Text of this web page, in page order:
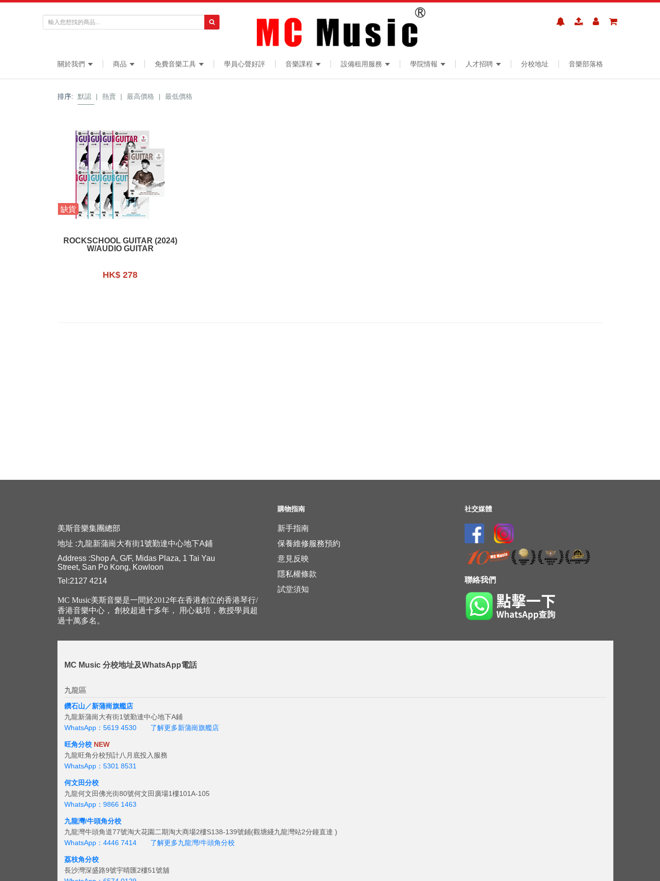
關於我們 商品 免費音樂工具 學員心聲好評 音樂課程 設備租用服務 學院情報 人才招聘 分校地址 音樂部落格
排序: 默認 | 熱賣 | 最高價格 | 最低價格
缺貨
ROCKSCHOOL GUITAR (2024)
W/AUDIO GUITAR
HK$ 278
購物指南 社交媒體
美斯音樂集團總部
地址 :九龍新蒲崗大有街1號勤達中心地下A鋪
Address :Shop A, G/F, Midas Plaza, 1 Tai Yau
Street, San Po Kong, Kowloon
Tel:2127 4214
新手指南
保養維修服務預約
意見反映
隱私權條款
試堂須知
聯絡我們
MC Music美斯音樂是一間於2012年在香港創立的香港琴行/
香港音樂中心， 創校超過十多年， 用心栽培，教授學員超
過十萬多名。
MC Music 分校地址及WhatsApp電話
九龍區
鑽石山／新蒲崗旗艦店
九龍新蒲崗大有街1號勤達中心地下A鋪
WhatsApp：5619 4530
了解更多新蒲崗旗艦店
旺角分校 NEW
九龍旺角分校預計八月底投入服務
WhatsApp：5301 8531
何文田分校
九龍何文田佛光街80號何文田廣場1樓101A-105
WhatsApp：9866 1463
九龍灣/牛頭角分校
九龍灣牛頭角道77號淘大花園二期淘大商場2樓S138-139號鋪(觀塘綫九龍灣站2分鐘直達 )
WhatsApp：4446 7414
了解更多九龍灣/牛頭角分校
荔枝角分校
長沙灣深盛路9號宇晴匯2樓51號舖